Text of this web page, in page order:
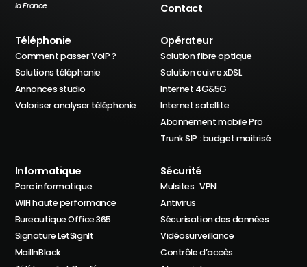
la France.
Contact
Téléphonie
Comment passer VoIP ?
Solutions téléphonie
Annonces studio
Valoriser analyser téléphonie
Opérateur
Solution fibre optique
Solution cuivre xDSL
Internet 4G&5G
Internet satellite
Abonnement mobile Pro
Trunk SIP : budget maitrisé
Informatique
Parc informatique
WIFI haute performance
Bureautique Office 365
Signature LetSignIt
MailInBlack
Sécurité
Mulsites : VPN
Antivirus
Sécurisation des données
Vidéosurveillance
Contrôle d’accès